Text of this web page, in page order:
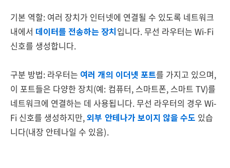
기본 역할: 여러 장치가 인터넷에 연결될 수 있도록 네트워크
내에서 데이터를 전송하는 장치입니다. 무선 라우터는 Wi-Fi
신호를 생성합니다.
구분 방법: 라우터는 여러 개의 이더넷 포트를 가지고 있으며,
이 포트들은 다양한 장치(예: 컴퓨터, 스마트폰, 스마트 TV)를
네트워크에 연결하는 데 사용됩니다. 무선 라우터의 경우 Wi-
Fi 신호를 생성하지만,외부 안테나가 보이지 않을 수도 있습
니다(내장 안테나일 수 있음).